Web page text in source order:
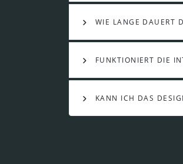
WIE LANGE DAUERT
FUNKTIONIERT DIE
KANN ICH DAS